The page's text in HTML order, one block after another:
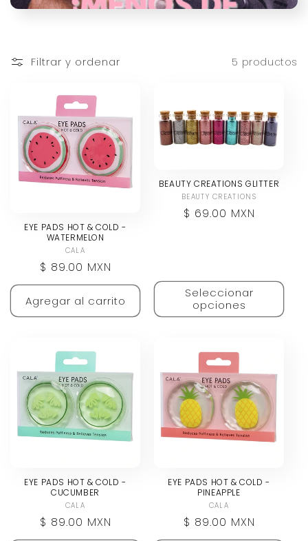
ó
:
Filtrar y ordenar 5 productos
EYE PADS HOT & COLD -
WATERMELON
Proveedor:
CALA
Precio
habitual
$ 89.00 MXN
Agregar al carrito
BEAUTY CREATIONS GLITTER
Proveedor:
BEAUTY CREATIONS
Precio
$ 69.00 MXN
Seleccionar
opciones
EYE PADS HOT & COLD -
CUCUMBER
Proveedor:
CALA
Precio
$ 89.00 MXN
EYE PADS HOT & COLD -
PINEAPPLE
Proveedor:
CALA
Precio
$ 89.00 MXN